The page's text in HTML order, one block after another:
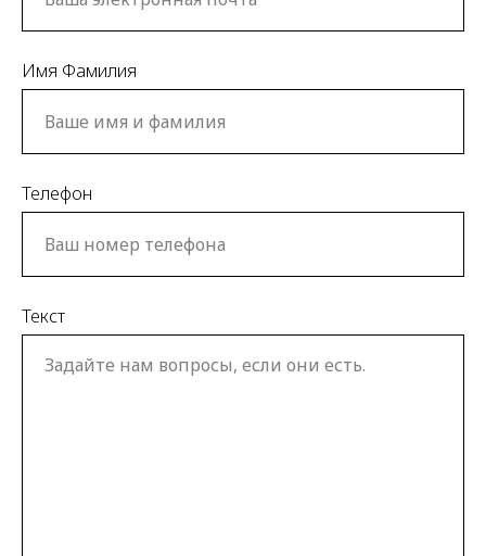
Имя Фамилия
Телефон
Текст